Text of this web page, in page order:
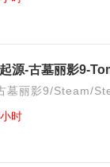
起源-古墓丽影9-
墓丽影9/Steam/
时